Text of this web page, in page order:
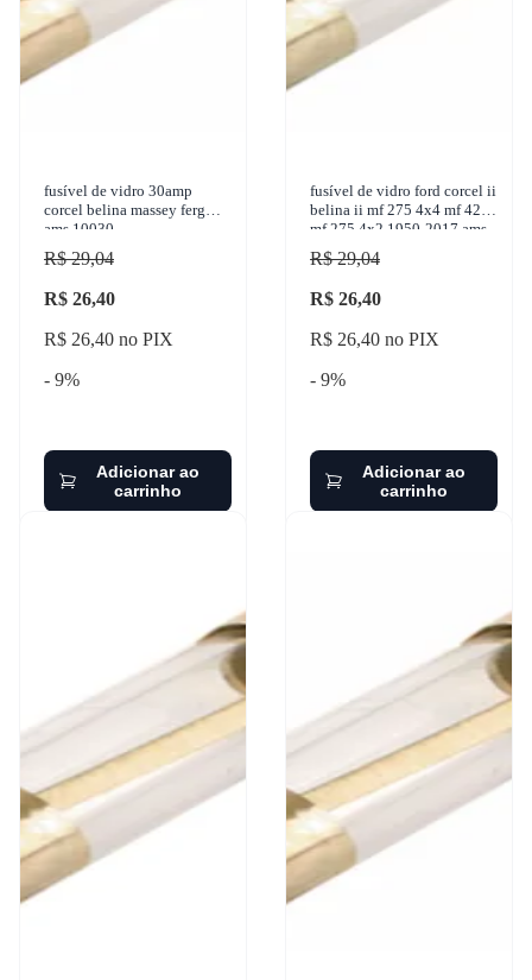
fusível de vidro 30amp
corcel belina massey ferg
ams 10030
R$ 29,04
R$ 26,40
R$ 26,40 no PIX
- 9%
Adicionar ao
carrinho
fusível de vidro ford corcel ii
belina ii mf 275 4x4 mf 4275
mf 275 4x2 1950-2017 ams -
10010
R$ 29,04
R$ 26,40
R$ 26,40 no PIX
- 9%
Adicionar ao
carrinho